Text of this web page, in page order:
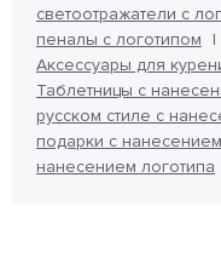
светоотражатели с
пеналы с логотипом
Аксессуары для
Таблетницы с
русском стиле с
подарки с
нанесением логотипа